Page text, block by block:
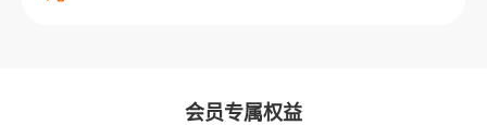
会员专属权益